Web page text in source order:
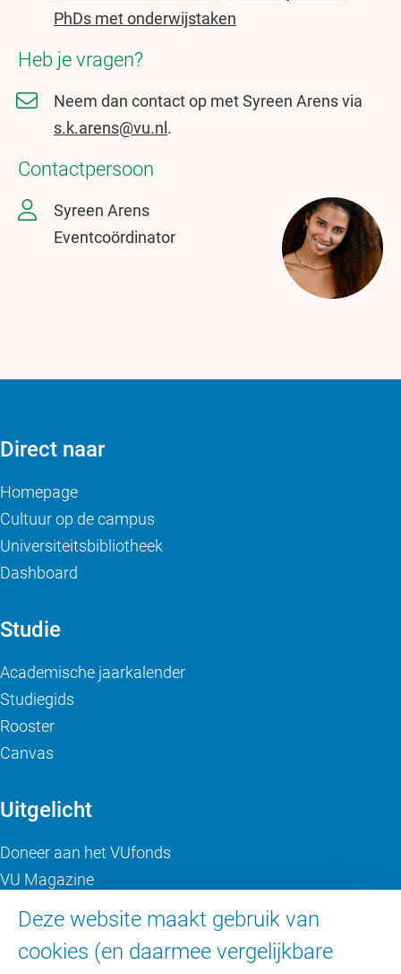
PhDs met onderwijstaken
Heb je vragen?
Neem dan contact op met Syreen Arens via
s.k.arens@vu.nl .
Contactpersoon
Syreen Arens
Eventcoördinator
Deze website maakt gebruik van
cookies (en daarmee vergelijkbare
Direct naar
Homepage
Cultuur op de campus
Universiteitsbibliotheek
Dashboard
Studie
Academische jaarkalender
Studiegids
Rooster
Canvas
Uitgelicht
Doneer aan het VUfonds
VU Magazine